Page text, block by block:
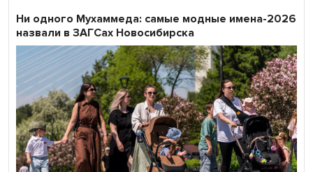
Ни одного Мухаммеда: самые модные имена-2026
назвали в ЗАГСах Новосибирска